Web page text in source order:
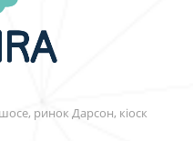
ринок Дарсон, кіоск